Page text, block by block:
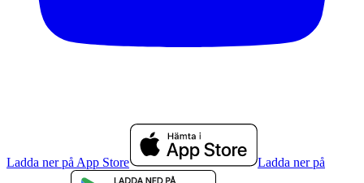
Ladda ner på App Store Ladda ner på